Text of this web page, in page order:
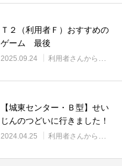
Ｔ２（利用者Ｆ）おすすめの
ゲーム 最後
2025.09.24 利用者さんから
【城東センター・Ｂ型】せい
じんのつどいに行きました！
2024.04.25 利用者さんから